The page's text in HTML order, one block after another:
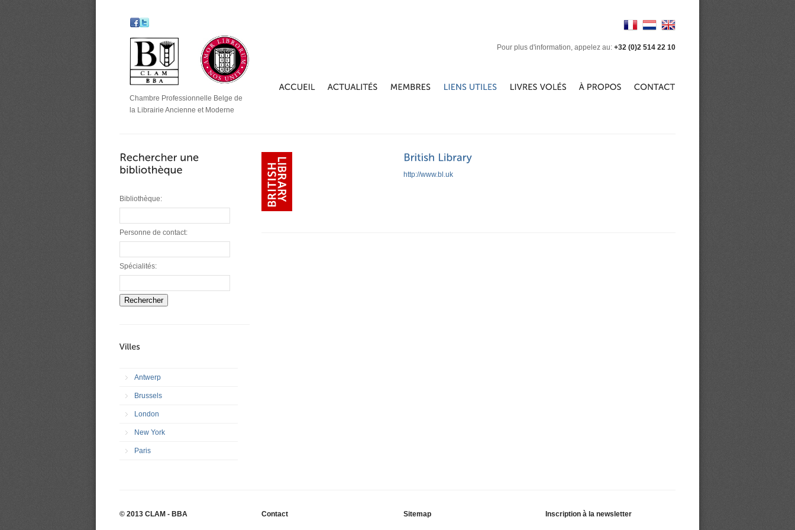
Chambre Professionnelle Belge de
la Librairie Ancienne et Moderne
Pour plus d'information, appelez au: +32 (0)2 514 22 10
Bibliothèque:
Personne de contact:
Spécialités:
Rechercher
Antwerp
Brussels
London
New York
Paris
http://www.bl.uk
© 2013 CLAM - BBA Contact Sitemap Inscription à la newsletter